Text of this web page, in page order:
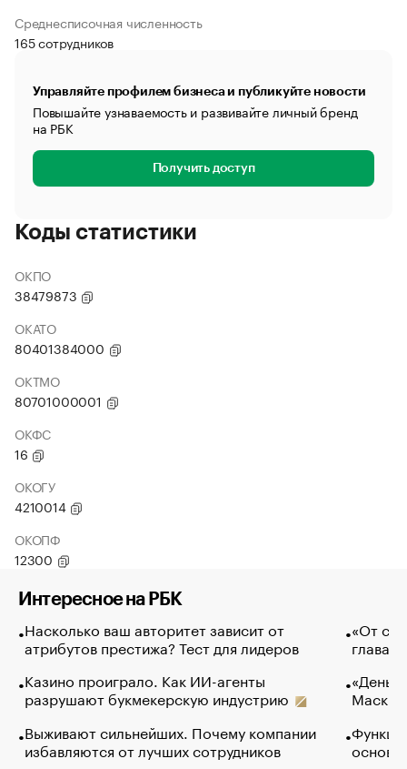
Среднесписочная численность
165 сотрудников
Управляйте профилем бизнеса и публикуйте новости
Повышайте узнаваемость и развивайте личный бренд
на РБК
Получить доступ
Коды статистики
ОКПО
38479873
ОКАТО
80401384000
ОКТМО
80701000001
ОКФС
16
ОКОГУ
4210014
ОКОПФ
12300
Интересное на РБК
Насколько ваш авторитет зависит от
атрибутов престижа? Тест для лидеров
Казино проиграло. Как ИИ-агенты
разрушают букмекерскую индустрию
Выживают сильнейших. Почему компании
избавляются от лучших сотрудников
«От
глава
Маск в
основ